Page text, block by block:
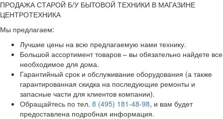
ПРОДАЖА СТАРОЙ Б/У БЫТОВОЙ ТЕХНИКИ В МАГАЗИНЕ
ЦЕНТРОТЕХНИКА
Мы предлагаем:
Лучшие цены на всю предлагаемую нами технику.
Большой ассортимент товаров – вы обязательно найдете все
необходимое для дома.
Гарантийный срок и обслуживание оборудования (а также
гарантированная скидка на последующие ремонты и
запасные части для клиентов компании).
Обращайтесь по тел. 8 (495) 181-48-98, и вам будет
предоставлена подробная информация.